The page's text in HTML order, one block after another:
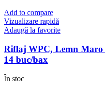
Add to compare
Vizualizare rapidă
Adaugă la favorite
Riflaj WPC, Lemn Maro
14 buc/bax
În stoc